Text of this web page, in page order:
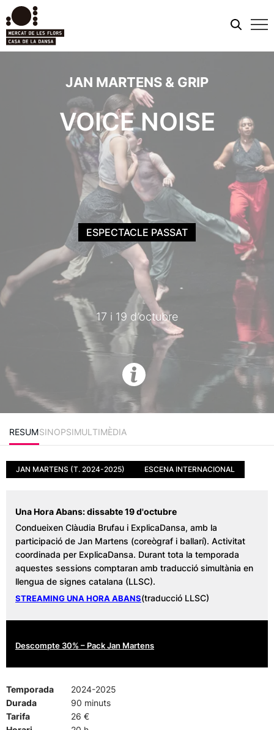
JAN MARTENS & GRIP
VOICE NOISE
17 i 19 d’octubre
ESPECTACLE PASSAT
RESUMSINOPSIMULTIMÈDIA
JAN MARTENS (T. 2024-2025) ESCENA INTERNACIONAL
Una Hora Abans: dissabte 19 d'octubre
Condueixen Clàudia Brufau i ExplicaDansa, amb la
participació de Jan Martens (coreògraf i ballarí). Activitat
coordinada per ExplicaDansa. Durant tota la temporada
aquestes sessions comptaran amb traducció simultània en
llengua de signes catalana (LLSC).
STREAMING UNA HORA ABANS(traducció LLSC)
Descompte 30% – Pack Jan Martens
Temporada
2024-2025
Durada
90 minuts
Tarifa
26 €